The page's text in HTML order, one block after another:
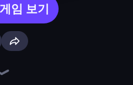
임 보기